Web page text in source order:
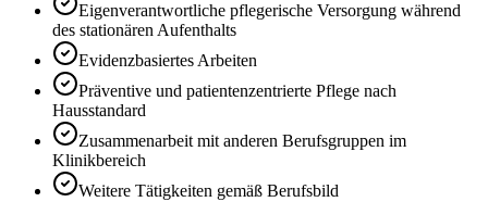
Eigenverantwortliche pflegerische Versorgung während
des stationären Aufenthalts
Evidenzbasiertes Arbeiten
Präventive und patientenzentrierte Pflege nach
Hausstandard
Zusammenarbeit mit anderen Berufsgruppen im
Klinikbereich
Weitere Tätigkeiten gemäß Berufsbild